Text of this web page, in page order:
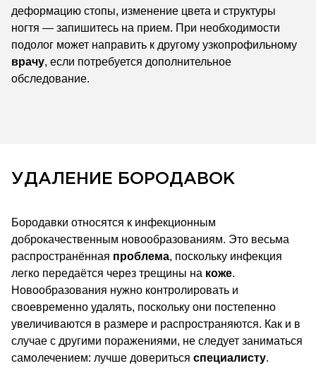
деформацию стопы, изменение цвета и структуры
ногтя — запишитесь на прием. При необходимости
подолог может направить к другому узкопрофильному
врачу, если потребуется дополнительное
обследование.
УДАЛЕНИЕ БОРОДАВОК
Бородавки относятся к инфекционным
доброкачественным новообразованиям. Это весьма
распространённая проблема, поскольку инфекция
легко передаётся через трещины на коже.
Новообразования нужно контролировать и
своевременно удалять, поскольку они постепенно
увеличиваются в размере и распространяются. Как и в
случае с другими поражениями, не следует заниматься
самолечением: лучше довериться специалисту.